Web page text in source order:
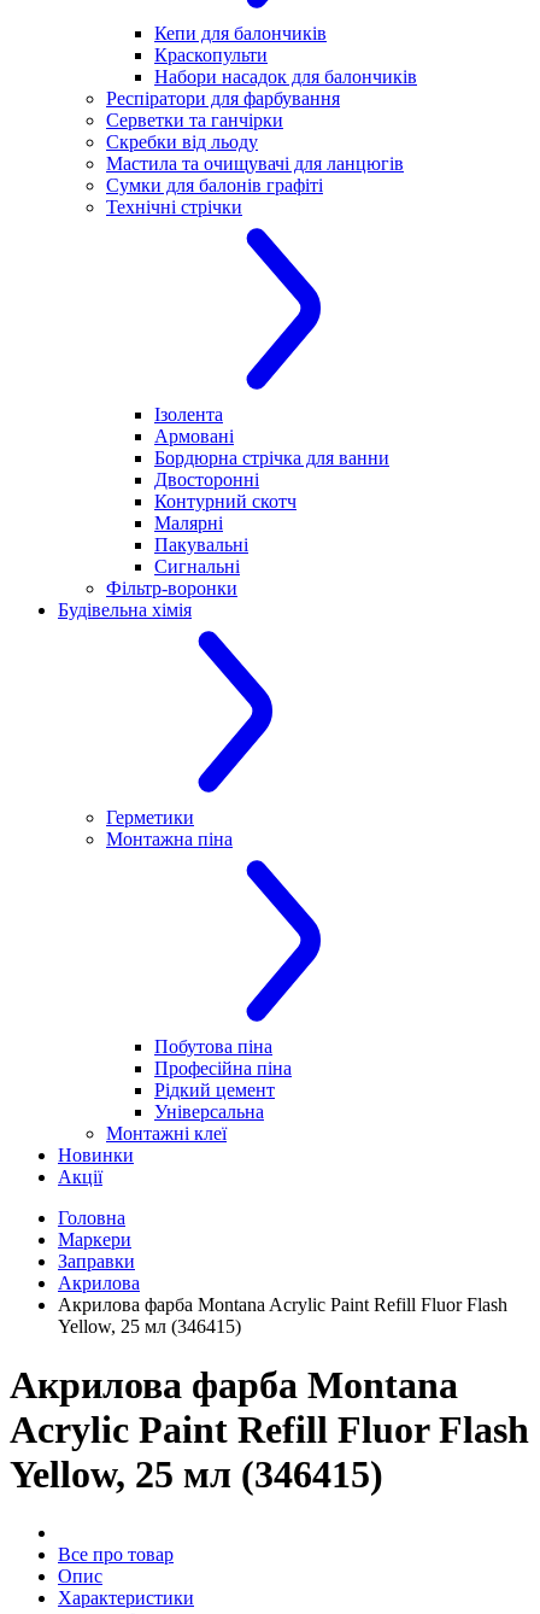
Кепи для балончиків
Краскопульти
Набори насадок для балончиків
Респіратори для фарбування
Серветки та ганчірки
Скребки від льоду
Мастила та очищувачі для ланцюгів
Сумки для балонів графіті
Технічні стрічки
Ізолента
Армовані
Бордюрна стрічка для ванни
Двосторонні
Контурний скотч
Малярні
Пакувальні
Сигнальні
Фільтр-воронки
Будівельна хімія
Герметики
Монтажна піна
Побутова піна
Професійна піна
Рідкий цемент
Універсальна
Монтажні клеї
Новинки
Акції
Головна
Маркери
Заправки
Акрилова
Акрилова фарба Montana Acrylic Paint Refill Fluor Flash
Yellow, 25 мл (346415)
Акрилова фарба Montana
Acrylic Paint Refill Fluor Flash
Yellow, 25 мл (346415)
Все про товар
Опис
Характеристики